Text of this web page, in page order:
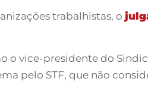
trabalhistas, o
o vice-presidente do
pelo STF, que não